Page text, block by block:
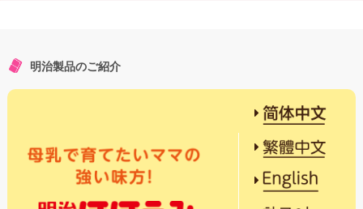
明治製品のご紹介